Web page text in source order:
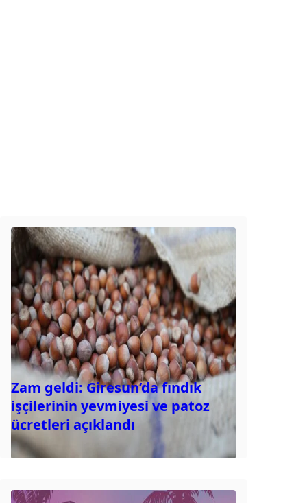
Zam geldi: Giresun’da fındık
işçilerinin yevmiyesi ve patoz
ücretleri açıklandı